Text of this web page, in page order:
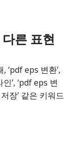
다른 표현
‘pdf eps 변환’,
’, ‘pdf eps 변
장’ 같은 키워드